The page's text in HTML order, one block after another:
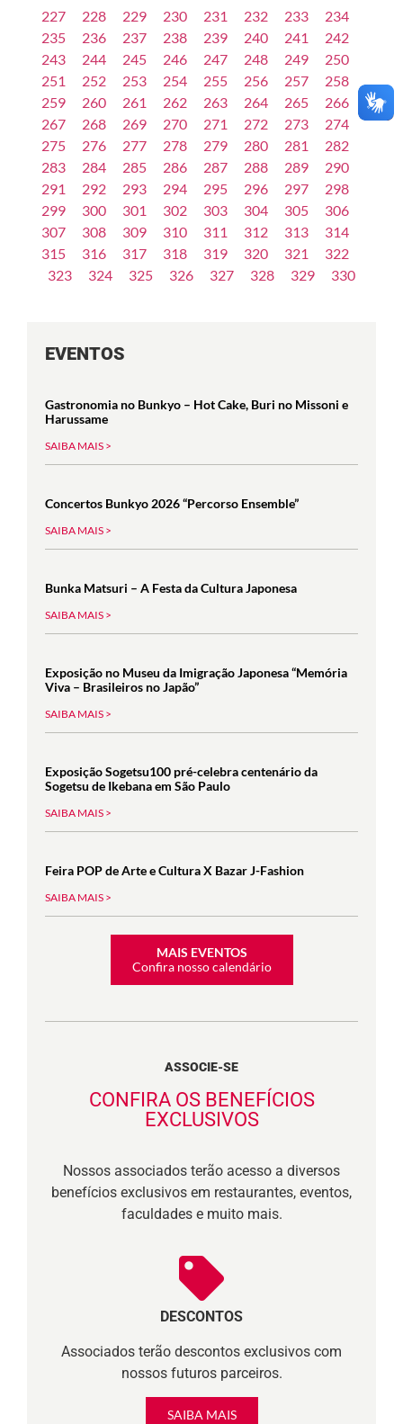
227
228 229 230 231 232 233
234
235
236 237 238 239 240 241
242
243
244 245 246 247 248 249
250
251
252 253 254 255 256 257
258
259
260 261 262 263 264 265
266
267
268 269 270 271 272 273
274
275
276 277 278 279 280 281
282
283
284 285 286 287 288 289
290
291
292 293 294 295 296 297
298
299
300 301 302 303 304 305
306
307
308 309 310 311 312 313
314
315
316 317 318 319 320 321
322
323
324 325 326 327 328 329 330
EVENTOS
Gastronomia no Bunkyo – Hot Cake, Buri no Missoni e
Harussame
SAIBA MAIS >
Concertos Bunkyo 2026 “Percorso Ensemble”
SAIBA MAIS >
Bunka Matsuri – A Festa da Cultura Japonesa
SAIBA MAIS >
Exposição no Museu da Imigração Japonesa “Memória
Viva – Brasileiros no Japão”
SAIBA MAIS >
Exposição Sogetsu100 pré-celebra centenário da
Sogetsu de Ikebana em São Paulo
SAIBA MAIS >
Feira POP de Arte e Cultura X Bazar J-Fashion
SAIBA MAIS >
MAIS EVENTOS
Confira nosso calendário
ASSOCIE-SE
CONFIRA OS BENEFÍCIOS
EXCLUSIVOS
Nossos associados terão acesso a diversos
benefícios exclusivos em restaurantes, eventos,
faculdades e muito mais.
DESCONTOS
Associados terão descontos exclusivos com
nossos futuros parceiros.
SAIBA MAIS